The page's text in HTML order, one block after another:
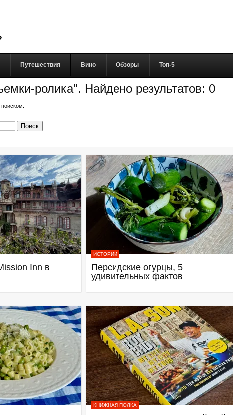
Путешествия Вино Обзоры Топ-5
ролика". Найдено результатов: 0
Inn в
ИСТОРИИ
Персидские огурцы, 5
удивительных фактов
КНИЖНАЯ ПОЛКА